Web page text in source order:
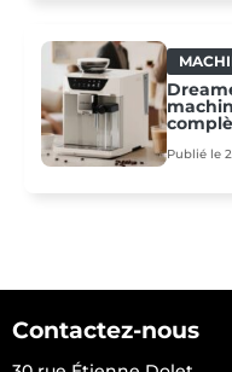
Publié le
Contactez-nous